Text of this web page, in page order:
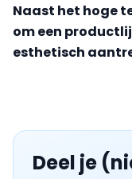
Naast het hoge
om een
esthetisch
Deel je